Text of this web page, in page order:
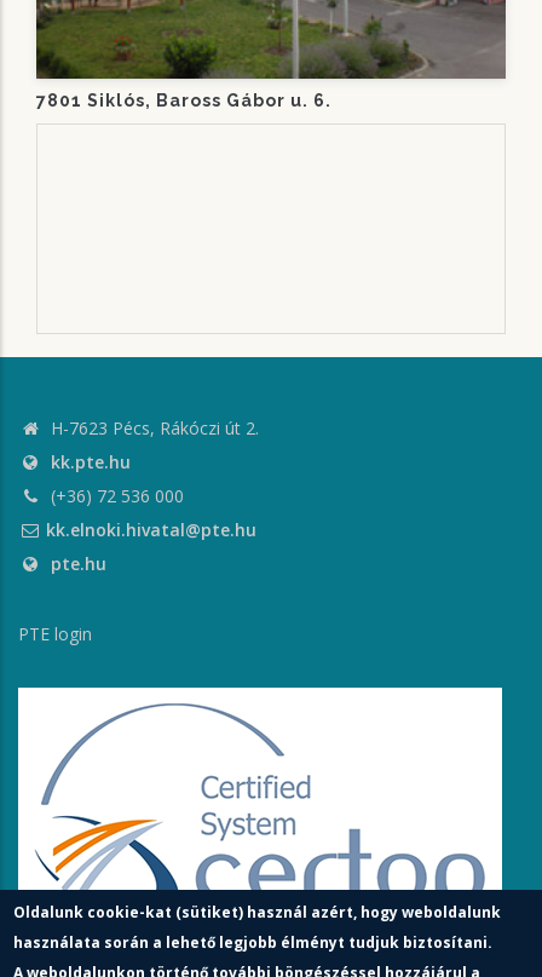
7801 Siklós, Baross Gábor u. 6.
H-7623 Pécs, Rákóczi út 2.
kk.pte.hu
(+36) 72 536 000
kk.elnoki.hivatal@pte.hu
pte.hu
PTE login
Oldalunk cookie-kat (sütiket) használ azért, hogy weboldalunk
használata során a lehető legjobb élményt tudjuk biztosítani.
A weboldalunkon történő további böngészéssel hozzájárul a